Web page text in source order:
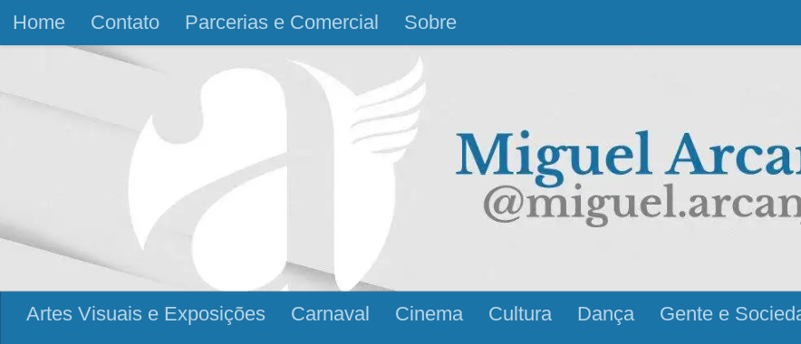
Skip to content
Home Contato Parcerias e Comercial Sobre
Artes Visuais e Exposições Carnaval Cinema Cultura Dança Gente e